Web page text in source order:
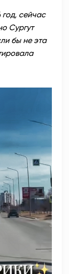
сейчас
Сургут
бы не эта